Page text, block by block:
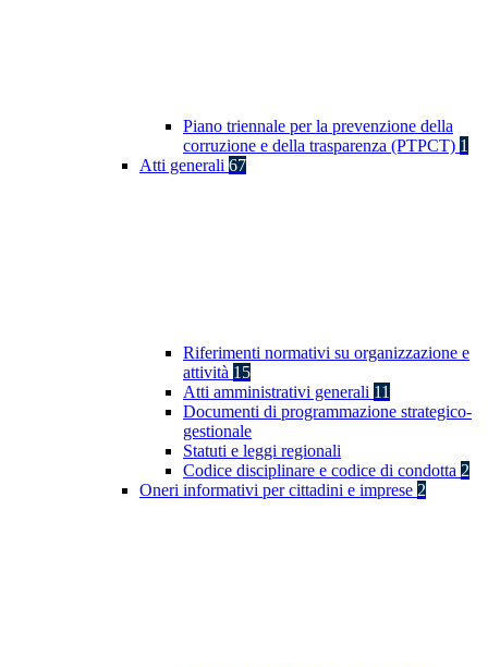
Piano triennale per la prevenzione della
corruzione e della trasparenza (PTPCT) 1
Atti generali 67
Riferimenti normativi su organizzazione e
attività 15
Atti amministrativi generali 11
Documenti di programmazione strategico-
gestionale
Statuti e leggi regionali
Codice disciplinare e codice di condotta 2
Oneri informativi per cittadini e imprese 2